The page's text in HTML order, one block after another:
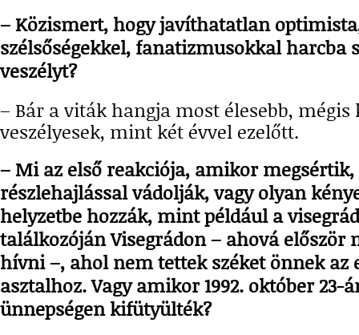
– Közismert, hogy javíthatatlan
szélsőségekkel, fanatizmusokkal harcba
veszélyt?
– Bár a viták hangja most élesebb, mégis
veszélyesek, mint két évvel ezelőtt.
– Mi az első reakciója, amikor
részlehajlással vádolják, vagy olyan
helyzetbe hozzák, mint például a
találkozóján Visegrádon – ahová először
hívni –, ahol nem tettek széket önnek az
asztalhoz. Vagy amikor 1992. október 23-
ünnepségen kifütyülték?